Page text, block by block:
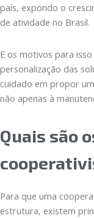
país, expondo o
de atividade no Brasil.
E os motivos para
personalização das
cuidado em propor
não apenas à
Quais são
Para que uma
estrutura, existem